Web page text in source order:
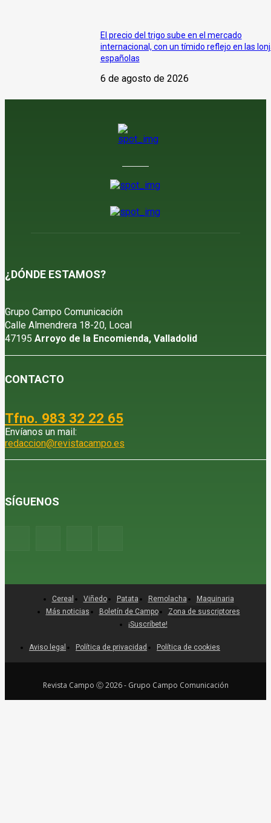
El precio del trigo sube en el mercado
internacional, con un tímido reflejo en las
españolas
6 de agosto de 2026
¿DÓNDE ESTAMOS?
Grupo Campo Comunicación
Calle Almendrera 18-20, Local
47195 Arroyo de la Encomienda, Valladolid
CONTACTO
Tfno. 983 32 22 65
Envíanos un mail:
redaccion@revistacampo.es
SÍGUENOS
Aviso legal Política de privacidad Política de cookies
Cereal Viñedo Patata Remolacha
Maquinaria
Más noticias
Boletín de Campo
Zona de suscriptores
¡Suscríbete!
Revista Campo Ⓒ 2026 - Grupo Campo Comunicación